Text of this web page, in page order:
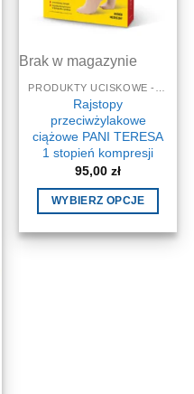
stronie
produktu
Brak w magazynie
Rajstopy
przeciwżylakowe
ciążowe PANI TERESA
1 stopień kompresji
95,00zł
WYBIERZ OPCJE
produkt